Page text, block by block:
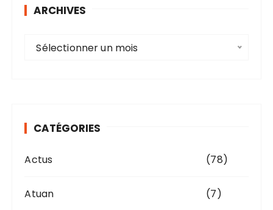
ARCHIVES
e
Sélectionner un mois
CATÉGORIES
Actus (78)
Atuan (7)